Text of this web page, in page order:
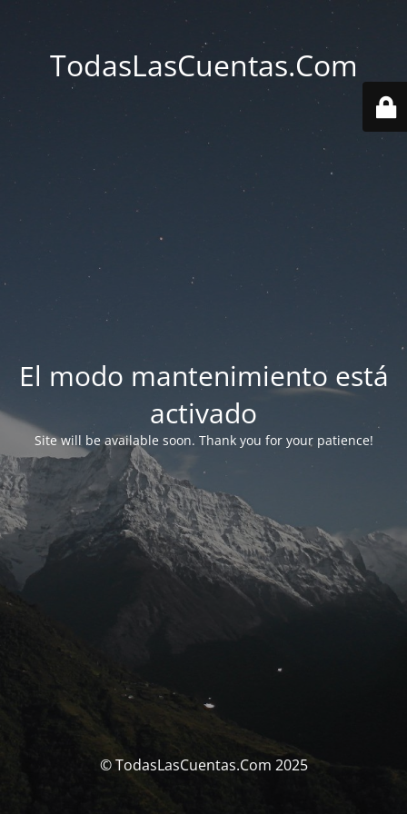
TodasLasCuentas.Com
El modo mantenimiento está
activado
Site will be available soon. Thank you for your patience!
© TodasLasCuentas.Com 2025